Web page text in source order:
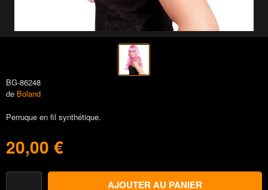
BG-86248
de Boland
Perruque en fil synthétique.
20,00 €